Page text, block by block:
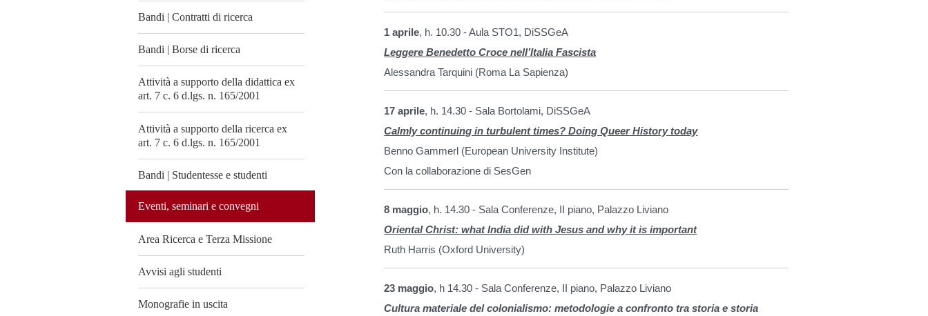
Bandi | Contratti di ricerca
Bandi | Borse di ricerca
Attività a supporto della didattica ex
art. 7 c. 6 d.lgs. n. 165/2001
Attività a supporto della ricerca ex
art. 7 c. 6 d.lgs. n. 165/2001
Bandi | Studentesse e studenti
Eventi, seminari e convegni
Area Ricerca e Terza Missione
Avvisi agli studenti
Monografie in uscita
1 aprile, h. 10.30 - Aula STO1, DiSSGeA
Leggere Benedetto Croce nell’Italia Fascista
Alessandra Tarquini (Roma La Sapienza)
17 aprile, h. 14.30 - Sala Bortolami, DiSSGeA
Calmly continuing in turbulent times? Doing Queer History today
Benno Gammerl (European University Institute)
Con la collaborazione di SesGen
8 maggio, h. 14.30 - Sala Conferenze, II piano, Palazzo Liviano
Oriental Christ: what India did with Jesus and why it is important
Ruth Harris (Oxford University)
23 maggio, h 14.30 - Sala Conferenze, II piano, Palazzo Liviano
Cultura materiale del colonialismo: metodologie a confronto tra storia e storia